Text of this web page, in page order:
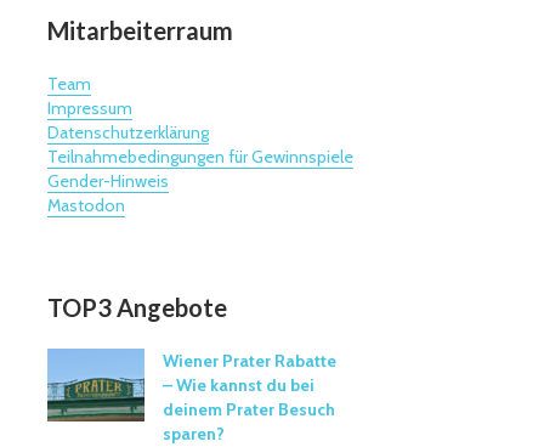
Mitarbeiterraum
Team
Impressum
Datenschutzerklärung
Teilnahmebedingungen für Gewinnspiele
Gender-Hinweis
Mastodon
TOP3 Angebote
Wiener Prater Rabatte
– Wie kannst du bei
deinem Prater Besuch
sparen?